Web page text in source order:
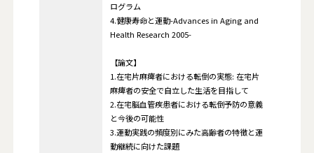
ログラム
4.健康寿命と運動-Advances in Aging and
Health Research 2005-
【論文】
1.在宅片麻痺者における転倒の実態: 在宅片
麻痺者の安全で自立した生活を目指して
2.在宅脳血管疾患者における転倒予防の意義
と今後の可能性
3.運動実践の頻度別にみた高齢者の特徴と運
動継続に向けた課題